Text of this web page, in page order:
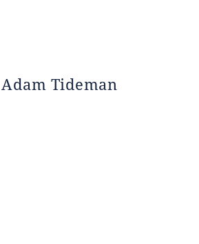
Adam Tideman